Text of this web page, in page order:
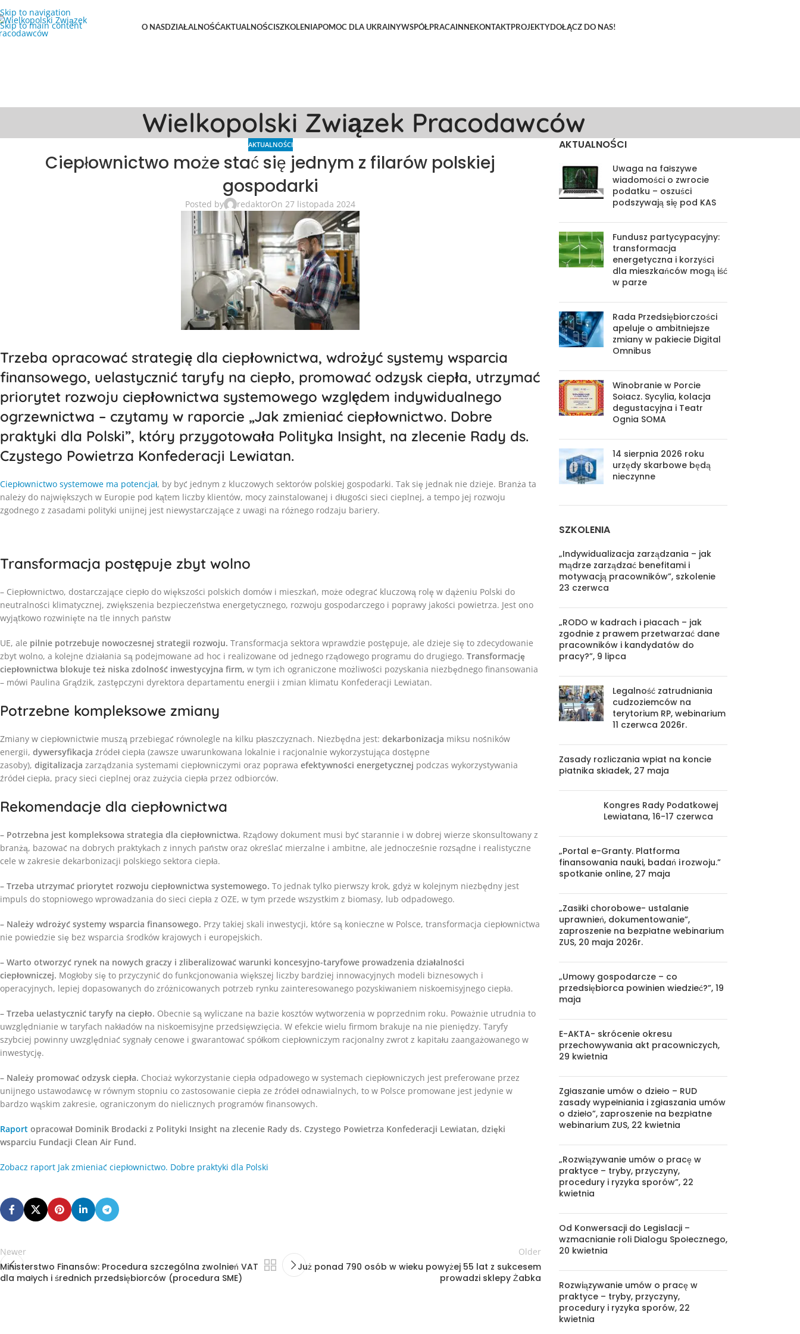
Skip to navigation
Skip to main content
O NASDZIAŁALNOŚĆAKTUALNOŚCISZKOLENIAPOMOC DLA UKRAINYWSPÓŁPRACAINNEKONTAKTPROJEKTYDOŁĄCZ DO NAS!
Wielkopolski Związek Pracodawców
AKTUALNOŚCI
Ciepłownictwo może stać się jednym z filarów polskiej
gospodarki
Posted by redaktorOn 27 listopada 2024
Trzeba opracować strategię dla ciepłownictwa, wdrożyć systemy wsparcia
finansowego, uelastycznić taryfy na ciepło, promować odzysk ciepła, utrzymać
priorytet rozwoju ciepłownictwa systemowego względem indywidualnego
ogrzewnictwa – czytamy w raporcie „Jak zmieniać ciepłownictwo. Dobre
praktyki dla Polski”, który przygotowała Polityka Insight, na zlecenie Rady ds.
Czystego Powietrza Konfederacji Lewiatan.
Ciepłownictwo systemowe ma potencjał, by być jednym z kluczowych sektorów polskiej gospodarki. Tak się jednak nie dzieje. Branża ta
należy do największych w Europie pod kątem liczby klientów, mocy zainstalowanej i długości sieci cieplnej, a tempo jej rozwoju
zgodnego z zasadami polityki unijnej jest niewystarczające z uwagi na różnego rodzaju bariery.
Transformacja postępuje zbyt wolno
– Ciepłownictwo, dostarczające ciepło do większości polskich domów i mieszkań, może odegrać kluczową rolę w dążeniu Polski do
neutralności klimatycznej, zwiększenia bezpieczeństwa energetycznego, rozwoju gospodarczego i poprawy jakości powietrza. Jest ono
wyjątkowo rozwinięte na tle innych państw
UE, ale pilnie potrzebuje nowoczesnej strategii rozwoju. Transformacja sektora wprawdzie postępuje, ale dzieje się to zdecydowanie
zbyt wolno, a kolejne działania są podejmowane ad hoc i realizowane od jednego rządowego programu do drugiego. Transformację
ciepłownictwa blokuje też niska zdolność inwestycyjna firm, w tym ich ograniczone możliwości pozyskania niezbędnego finansowania
– mówi Paulina Grądzik, zastępczyni dyrektora departamentu energii i zmian klimatu Konfederacji Lewiatan.
Potrzebne kompleksowe zmiany
Zmiany w ciepłownictwie muszą przebiegać równolegle na kilku płaszczyznach. Niezbędna jest: dekarbonizacja miksu nośników
energii, dywersyfikacja źródeł ciepła (zawsze uwarunkowana lokalnie i racjonalnie wykorzystująca dostępne
zasoby), digitalizacja zarządzania systemami ciepłowniczymi oraz poprawa efektywności energetycznej podczas wykorzystywania
źródeł ciepła, pracy sieci cieplnej oraz zużycia ciepła przez odbiorców.
Rekomendacje dla ciepłownictwa
– Potrzebna jest kompleksowa strategia dla ciepłownictwa. Rządowy dokument musi być starannie i w dobrej wierze skonsultowany z
branżą, bazować na dobrych praktykach z innych państw oraz określać mierzalne i ambitne, ale jednocześnie rozsądne i realistyczne
cele w zakresie dekarbonizacji polskiego sektora ciepła.
– Trzeba utrzymać priorytet rozwoju ciepłownictwa systemowego. To jednak tylko pierwszy krok, gdyż w kolejnym niezbędny jest
impuls do stopniowego wprowadzania do sieci ciepła z OZE, w tym przede wszystkim z biomasy, lub odpadowego.
– Należy wdrożyć systemy wsparcia finansowego. Przy takiej skali inwestycji, które są konieczne w Polsce, transformacja ciepłownictwa
nie powiedzie się bez wsparcia środków krajowych i europejskich.
– Warto otworzyć rynek na nowych graczy i zliberalizować warunki koncesyjno-taryfowe prowadzenia działalności
ciepłowniczej. Mogłoby się to przyczynić do funkcjonowania większej liczby bardziej innowacyjnych modeli biznesowych i
operacyjnych, lepiej dopasowanych do zróżnicowanych potrzeb rynku zainteresowanego pozyskiwaniem niskoemisyjnego ciepła.
– Trzeba uelastycznić taryfy na ciepło. Obecnie są wyliczane na bazie kosztów wytworzenia w poprzednim roku. Poważnie utrudnia to
uwzględnianie w taryfach nakładów na niskoemisyjne przedsięwzięcia. W efekcie wielu firmom brakuje na nie pieniędzy. Taryfy
szybciej powinny uwzględniać sygnały cenowe i gwarantować spółkom ciepłowniczym racjonalny zwrot z kapitału zaangażowanego w
inwestycję.
– Należy promować odzysk ciepła. Chociaż wykorzystanie ciepła odpadowego w systemach ciepłowniczych jest preferowane przez
unijnego ustawodawcę w równym stopniu co zastosowanie ciepła ze źródeł odnawialnych, to w Polsce promowane jest jedynie w
bardzo wąskim zakresie, ograniczonym do nielicznych programów finansowych.
Raport opracował Dominik Brodacki z Polityki Insight na zlecenie Rady ds. Czystego Powietrza Konfederacji Lewiatan, dzięki
wsparciu Fundacji Clean Air Fund.
Zobacz raport Jak zmieniać ciepłownictwo. Dobre praktyki dla Polski
Newer
Ministerstwo Finansów: Procedura szczególna zwolnień VAT
dla małych i średnich przedsiębiorców (procedura SME)
Older
Już ponad 790 osób w wieku powyżej 55 lat z sukcesem
prowadzi sklepy Żabka
AKTUALNOŚCI
Uwaga na fałszywe
wiadomości o zwrocie
podatku – oszuści
podszywają się pod KAS
Fundusz partycypacyjny:
transformacja
energetyczna i korzyści
dla mieszkańców mogą iść
w parze
Rada Przedsiębiorczości
apeluje o ambitniejsze
zmiany w pakiecie Digital
Omnibus
Winobranie w Porcie
Sołacz. Sycylia, kolacja
degustacyjna i Teatr
Ognia SOMA
14 sierpnia 2026 roku
urzędy skarbowe będą
nieczynne
SZKOLENIA
„Indywidualizacja zarządzania – jak
mądrze zarządzać benefitami i
motywacją pracowników”, szkolenie
23 czerwca
„RODO w kadrach i płacach – jak
zgodnie z prawem przetwarzać dane
pracowników i kandydatów do
pracy?”, 9 lipca
Legalność zatrudniania
cudzoziemców na
terytorium RP, webinarium
11 czerwca 2026r.
Zasady rozliczania wpłat na koncie
płatnika składek, 27 maja
Kongres Rady Podatkowej
Lewiatana, 16-17 czerwca
„Portal e-Granty. Platforma
finansowania nauki, badań i rozwoju.”
spotkanie online, 27 maja
„Zasiłki chorobowe- ustalanie
uprawnień, dokumentowanie”,
zaproszenie na bezpłatne webinarium
ZUS, 20 maja 2026r.
„Umowy gospodarcze – co
przedsiębiorca powinien wiedzieć?”, 19
maja
E-AKTA- skrócenie okresu
przechowywania akt pracowniczych,
29 kwietnia
Zgłaszanie umów o dzieło – RUD
zasady wypełniania i zgłaszania umów
o dzieło”, zaproszenie na bezpłatne
webinarium ZUS, 22 kwietnia
„Rozwiązywanie umów o pracę w
praktyce – tryby, przyczyny,
procedury i ryzyka sporów”, 22
kwietnia
Od Konwersacji do Legislacji –
wzmacnianie roli Dialogu Społecznego,
20 kwietnia
Rozwiązywanie umów o pracę w
praktyce – tryby, przyczyny,
procedury i ryzyka sporów, 22
kwietnia